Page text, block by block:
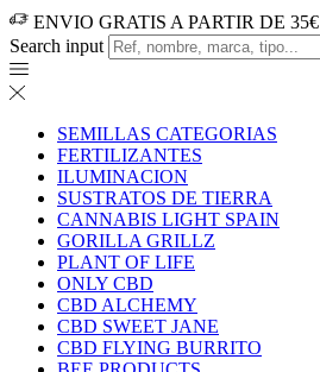
ENVIO GRATIS A PARTIR DE 35€
Search input
SEMILLAS CATEGORIAS
FERTILIZANTES
ILUMINACION
SUSTRATOS DE TIERRA
CANNABIS LIGHT SPAIN
GORILLA GRILLZ
PLANT OF LIFE
ONLY CBD
CBD ALCHEMY
CBD SWEET JANE
CBD FLYING BURRITO